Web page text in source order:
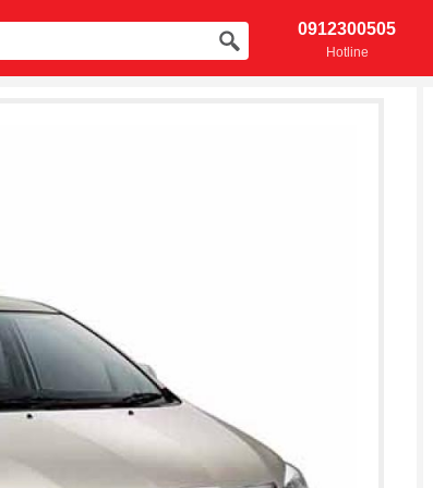
0912300505
Hotline